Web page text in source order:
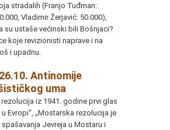
stradalih (Franjo Tuđman:
Vladimir Žerjavić: 50.000),
su ustaše većinski bili Bošnjaci?
koje revizionisti naprave i na
i upadnu.
Antinomije
uma
iz 1941. godine prvi glas
Evropi“, „Mostarska rezolucija je
Jevreja u Mostaru i